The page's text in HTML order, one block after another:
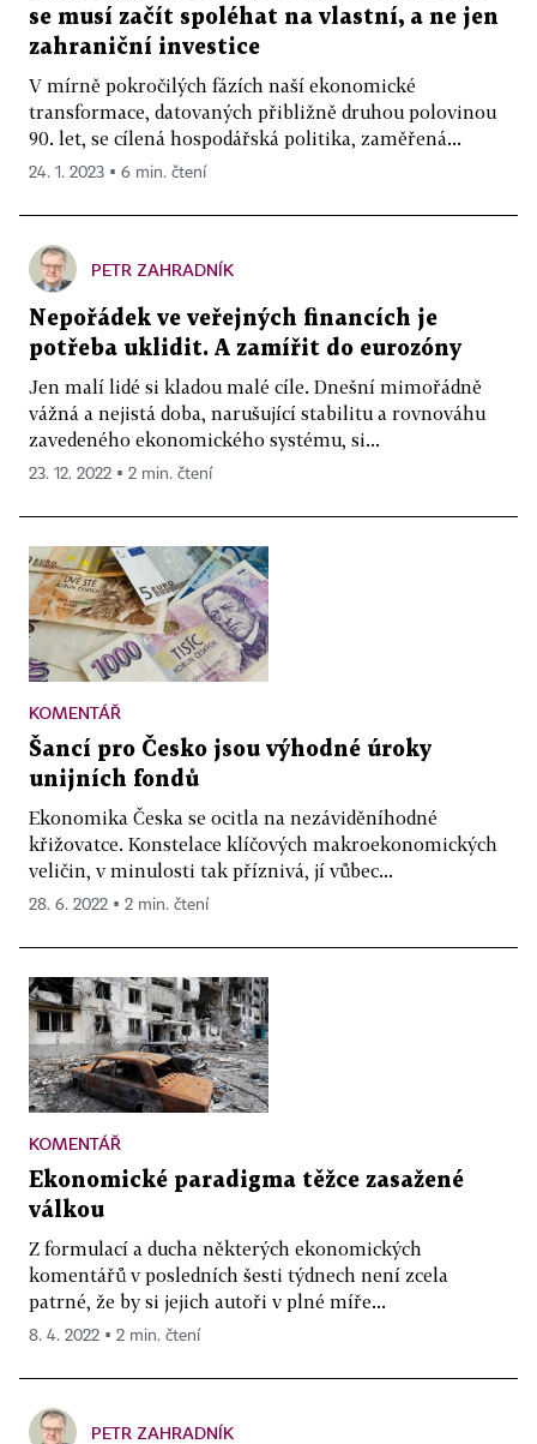
se musí začít spoléhat na vlastní, a ne jen
zahraniční investice
V mírně pokročilých fázích naší ekonomické
transformace, datovaných přibližně druhou polovinou
90. let, se cílená hospodářská politika, zaměřená...
24. 1. 2023 ▪ 6 min. čtení
PETR ZAHRADNÍK
Nepořádek ve veřejných financích je
potřeba uklidit. A zamířit do eurozóny
Jen malí lidé si kladou malé cíle. Dnešní mimořádně
vážná a nejistá doba, narušující stabilitu a rovnováhu
zavedeného ekonomického systému, si...
23. 12. 2022 ▪ 2 min. čtení
KOMENTÁŘ
Šancí pro Česko jsou výhodné úroky
unijních fondů
Ekonomika Česka se ocitla na nezáviděníhodné
křižovatce. Konstelace klíčových makroekonomických
veličin, v minulosti tak příznivá, jí vůbec...
28. 6. 2022 ▪ 2 min. čtení
KOMENTÁŘ
Ekonomické paradigma těžce zasažené
válkou
Z formulací a ducha některých ekonomických
komentářů v posledních šesti týdnech není zcela
patrné, že by si jejich autoři v plné míře...
8. 4. 2022 ▪ 2 min. čtení
PETR ZAHRADNÍK